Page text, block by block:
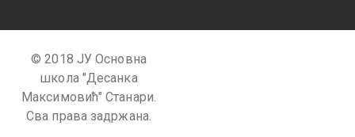
© 2018 ЈУ Основна
школа "Десанка
Максимовић" Станари.
Сва права задржана.